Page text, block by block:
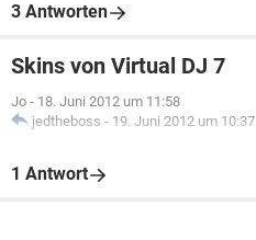
3 Antworten
Skins von Virtual DJ 7
Jo - 18. Juni 2012 um 11:58
jedtheboss - 19. Juni 2012 um 10:37
1 Antwort